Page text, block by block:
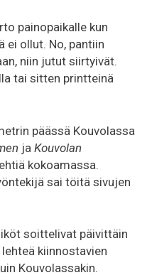
painopaikalle kun
ei ollut. No, pantiin
niin jutut siirtyivät.
tai sitten printteinä
päässä Kouvolassa
jaKouvolan
kokoamassa.
sai töitä sivujen
soittelivat päivittäin
kiinnostavien
Kouvolassakin.